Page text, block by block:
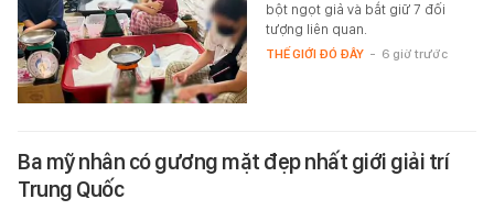
bột ngọt giả và bắt giữ 7 đối
tượng liên quan.
THẾ GIỚI ĐÓ ĐÂY - 6 giờ trước
Ba mỹ nhân có gương mặt đẹp nhất giới giải trí
Trung Quốc